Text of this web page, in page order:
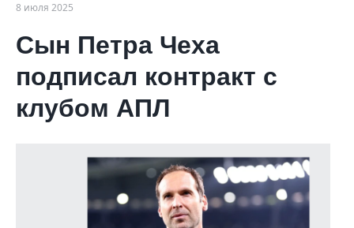
8 июля 2025
Сын Петра Чеха
подписал контракт с
клубом АПЛ